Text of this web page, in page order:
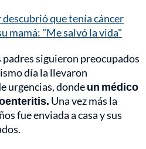
que tenía cáncer
mamá: "Me salvó la vida"
padres siguieron preocupados
día la llevaron
urgencias, dondeun médico
Una vez más la
fue enviada a casa y sus